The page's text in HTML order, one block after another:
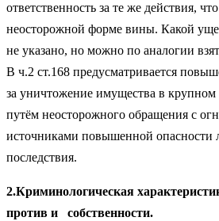
ответственность за те же действия,
неосторожной форме вины. Какой
не указано, но можно по аналогии
В ч.2 ст.168 предусматривается
за уничтожение имущества в крупном
путём неосторожного обращения с
источниками повышенной опасности
последствия.
2.Криминологическая
против и собственности.